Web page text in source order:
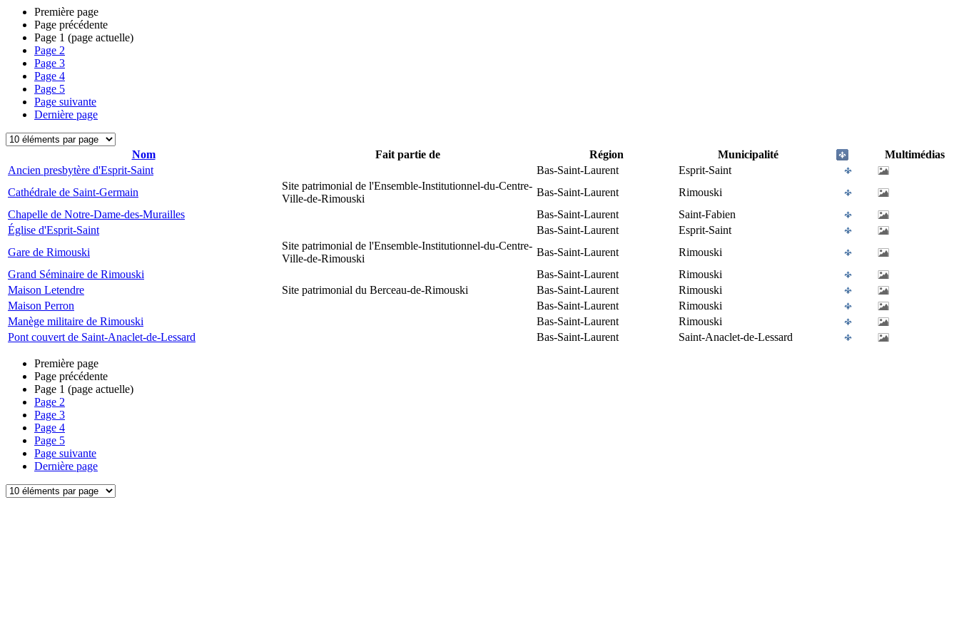
Première page
Page précédente
Page 1 (page actuelle)
Page 2
Page 3
Page 4
Page 5
Page suivante
Dernière page
Nom Fait partie de Région Municipalité
Multimédias
Ancien presbytère d'Esprit-Saint
Bas-Saint-Laurent
Esprit-Saint
Cathédrale de Saint-Germain
Site patrimonial de l'Ensemble-Institutionnel-du-Centre-
Ville-de-Rimouski
Bas-Saint-Laurent
Rimouski
Chapelle de Notre-Dame-des-Murailles
Bas-Saint-Laurent
Saint-Fabien
Église d'Esprit-Saint
Bas-Saint-Laurent
Esprit-Saint
Gare de Rimouski
Site patrimonial de l'Ensemble-Institutionnel-du-Centre-
Ville-de-Rimouski
Bas-Saint-Laurent
Rimouski
Grand Séminaire de Rimouski
Bas-Saint-Laurent
Rimouski
Maison Letendre
Site patrimonial du Berceau-de-Rimouski Bas-Saint-Laurent
Rimouski
Maison Perron
Bas-Saint-Laurent
Rimouski
Manège militaire de Rimouski
Bas-Saint-Laurent
Rimouski
Pont couvert de Saint-Anaclet-de-Lessard
Bas-Saint-Laurent Saint-Anaclet-de-Lessard
Première page
Page précédente
Page 1 (page actuelle)
Page 2
Page 3
Page 4
Page 5
Page suivante
Dernière page